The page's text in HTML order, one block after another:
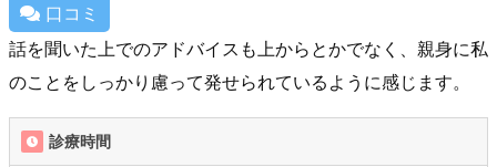
口コミ
話を聞いた上でのアドバイスも上からとかでなく、親身に私
のことをしっかり慮って発せられているように感じます。
診療時間